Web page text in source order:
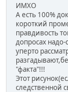
ИМХО
А есть 100%
короткий
правдивость
допросах
уперто
"факта"!!!
Этот
следственной